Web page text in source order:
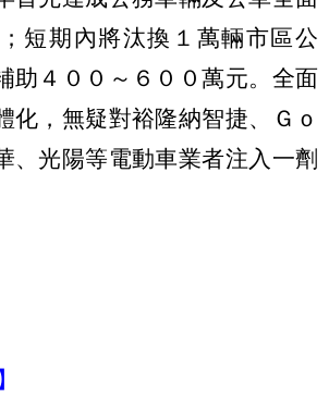
短期內將汰換１萬輛市區公
助４００～６００萬元。全面
化，無疑對裕隆納智捷、Ｇｏ
、光陽等電動車業者注入一劑